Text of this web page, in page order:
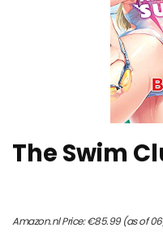
The Swim
Amazon.nl Price:€85.99(as of